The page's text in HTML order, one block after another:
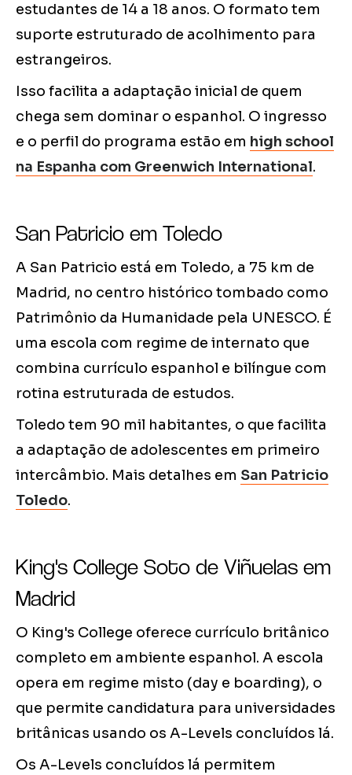
estudantes de 14 a 18 anos. O formato tem
suporte estruturado de acolhimento para
estrangeiros.
Isso facilita a adaptação inicial de quem
chega sem dominar o espanhol. O ingresso
e o perfil do programa estão em high school
na Espanha com Greenwich International.
San Patricio em Toledo
A San Patricio está em Toledo, a 75 km de
Madrid, no centro histórico tombado como
Patrimônio da Humanidade pela UNESCO. É
uma escola com regime de internato que
combina currículo espanhol e bilíngue com
rotina estruturada de estudos.
Toledo tem 90 mil habitantes, o que facilita
a adaptação de adolescentes em primeiro
intercâmbio. Mais detalhes em San Patricio
Toledo.
King's College Soto de Viñuelas em
Madrid
O King's College oferece currículo britânico
completo em ambiente espanhol. A escola
opera em regime misto (day e boarding), o
que permite candidatura para universidades
britânicas usando os A-Levels concluídos lá.
Os A-Levels concluídos lá permitem